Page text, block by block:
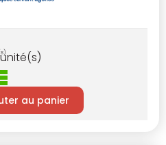
unité(s)
au panier